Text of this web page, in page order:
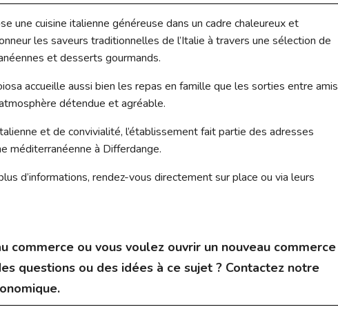
une cuisine italienne généreuse dans un cadre chaleureux et
les saveurs traditionnelles de l’Italie à travers une sélection de
et desserts gourmands.
accueille aussi bien les repas en famille que les sorties entre amis
détendue et agréable.
et de convivialité, l’établissement fait partie des adresses
méditerranéenne à Differdange.
d’informations, rendez-vous directement sur place ou via leurs
commerce ou vous voulez ouvrir un nouveau commerce
questions ou des idées à ce sujet ? Contactez notre